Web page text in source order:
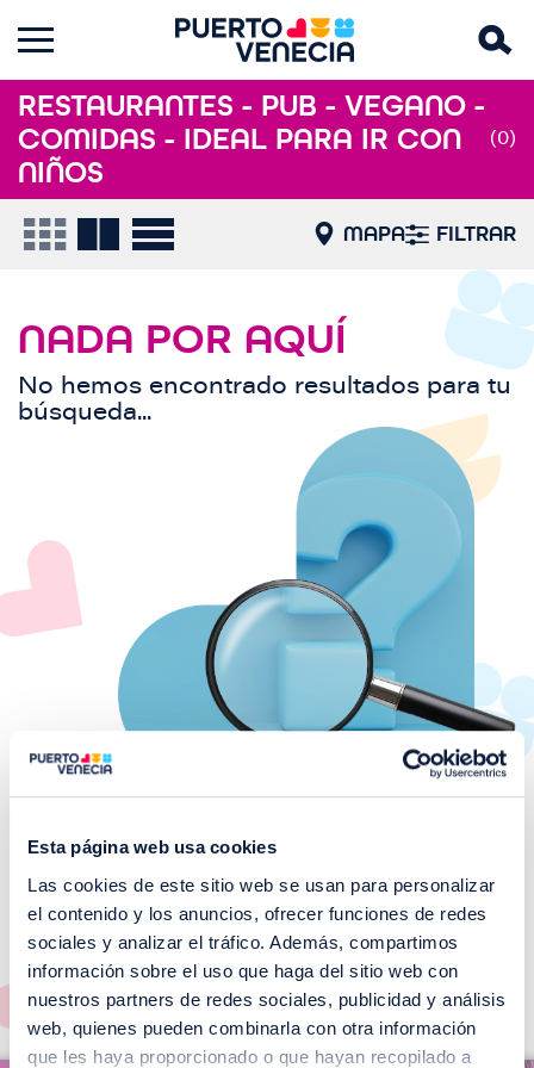
Esta página web usa cookies
Las cookies de este sitio web se usan para personalizar
el contenido y los anuncios, ofrecer funciones de redes
sociales y analizar el tráfico. Además, compartimos
información sobre el uso que haga del sitio web con
nuestros partners de redes sociales, publicidad y análisis
web, quienes pueden combinarla con otra información
que les haya proporcionado o que hayan recopilado a
RESTAURANTES - PUB - VEGANO -
COMIDAS - IDEAL PARA IR CON
NIÑOS
(0)
MAPA FILTRAR
NADA POR AQUÍ
No hemos encontrado resultados para tu
búsqueda...
¡No te pierdas nuestros
EVENTOS!
Ver todos >